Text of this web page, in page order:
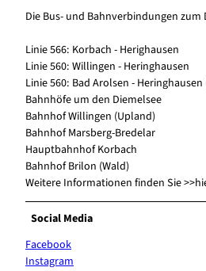
Die Bus- und Bahnverbindungen zum
Linie 566: Korbach - Herighausen
Linie 560: Willingen - Heringhausen
Linie 560: Bad Arolsen -
Bahnhöfe um den Diemelsee
Bahnhof Willingen (Upland)
Bahnhof Marsberg-Bredelar
Hauptbahnhof Korbach
Bahnhof Brilon (Wald)
Weitere Informationen finden Sie
Social Media
Facebook
Instagram